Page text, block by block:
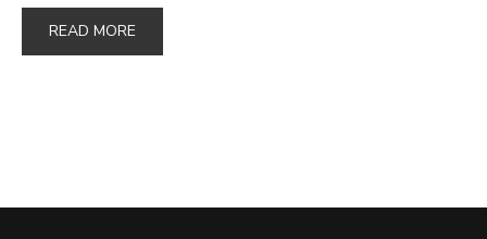
READ MORE